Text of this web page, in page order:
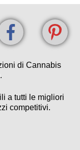
di Cannabis
a tutti le migliori
competitivi.